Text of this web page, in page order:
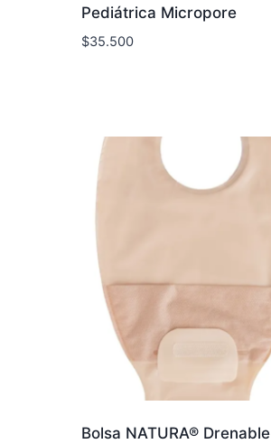
Pediátrica Micropore
$35.500
Bolsa NATURA® Drenable